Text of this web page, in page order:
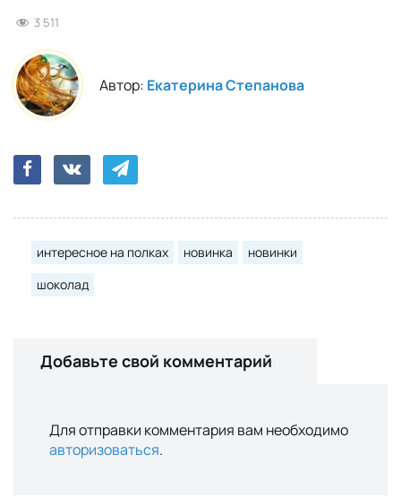
3 511
Автор: Екатерина Степанова
интересное на полках новинка
новинки
шоколад
Добавьте свой комментарий
Для отправки комментария вам необходимо
авторизоваться.